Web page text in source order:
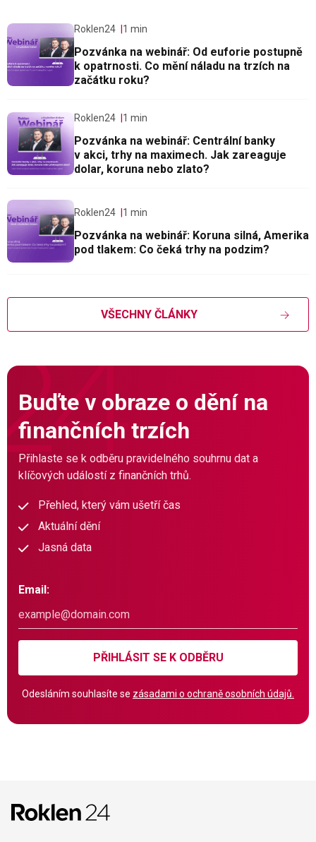
Roklen24 1 min
Pozvánka na webinář: Od euforie postupně
k opatrnosti. Co mění náladu na trzích na
začátku roku?
Roklen24 1 min
Pozvánka na webinář: Centrální banky
v akci, trhy na maximech. Jak zareaguje
dolar, koruna nebo zlato?
Roklen24 1 min
Pozvánka na webinář: Koruna silná, Amerika
pod tlakem: Co čeká trhy na podzim?
VŠECHNY ČLÁNKY
Buďte v obraze o dění na
finančních trzích
Přihlaste se k odběru pravidelného souhrnu dat a
klíčových událostí z finančních trhů.
Přehled, který vám ušetří čas
Aktuální dění
Jasná data
Email:
PŘIHLÁSIT SE K ODBĚRU
Odesláním souhlasíte se zásadami o ochraně osobních údajů.